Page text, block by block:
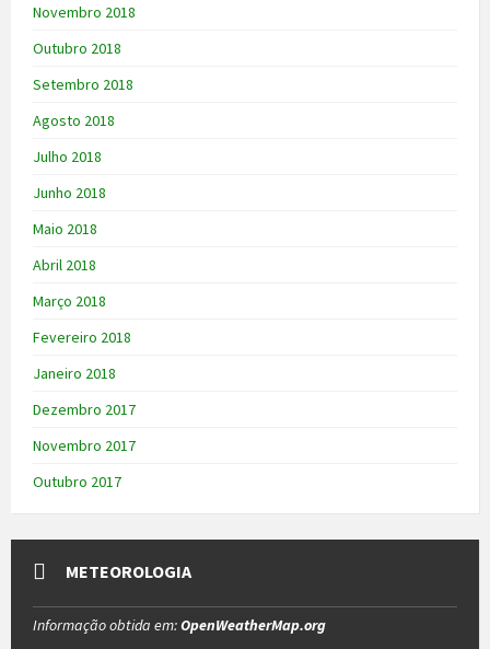
Novembro 2018
Outubro 2018
Setembro 2018
Agosto 2018
Julho 2018
Junho 2018
Maio 2018
Abril 2018
Março 2018
Fevereiro 2018
Janeiro 2018
Dezembro 2017
Novembro 2017
Outubro 2017
METEOROLOGIA
Informação obtida em:OpenWeatherMap.org